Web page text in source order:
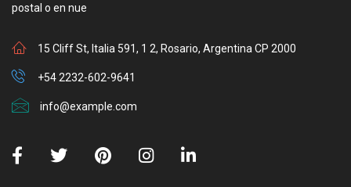
postal o en nue
15 Cliff St, Italia 591, 1 2, Rosario, Argentina CP 2000
+54 2232-602-9641
info@example.com